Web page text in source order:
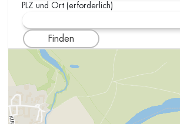
PLZ und Ort (erforderlich)
Finden